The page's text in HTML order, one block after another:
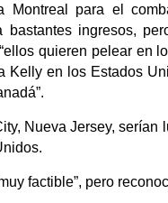
Montreal para el
ingresos,
quieren pelear en
Kelly en los Estados
Nueva Jersey, serían
factible”, pero